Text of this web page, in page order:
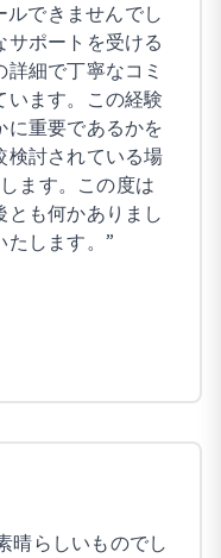
できませんでし
サポートを受ける
細で丁寧なコミ
います。この経験
に重要であるかを
検討されている場
ます。この度は
とも何かありまし
します。 ”
晴らしいものでし